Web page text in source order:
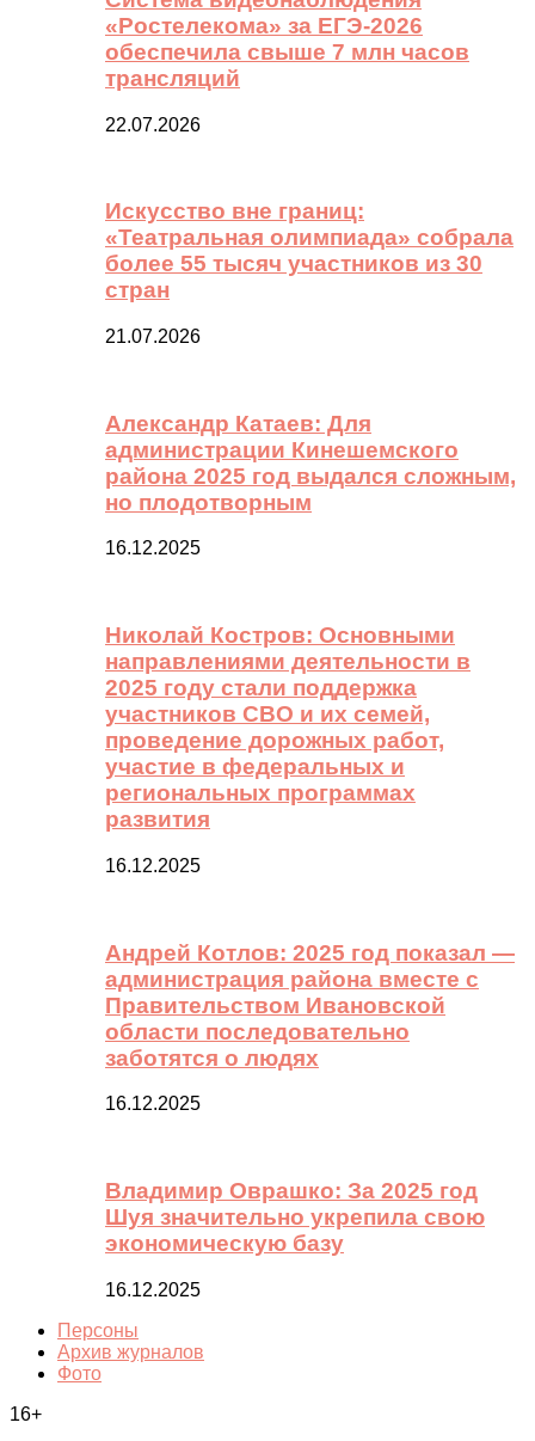
«Ростелекома» за ЕГЭ-2026
обеспечила свыше 7 млн часов
трансляций
22.07.2026
Искусство вне границ:
«Театральная олимпиада» собрала
более 55 тысяч участников из 30
стран
21.07.2026
Александр Катаев: Для
администрации Кинешемского
района 2025 год выдался сложным,
но плодотворным
16.12.2025
Николай Костров: Основными
направлениями деятельности в
2025 году стали поддержка
участников СВО и их семей,
проведение дорожных работ,
участие в федеральных и
региональных программах
развития
16.12.2025
Андрей Котлов: 2025 год показал —
администрация района вместе с
Правительством Ивановской
области последовательно
заботятся о людях
16.12.2025
Владимир Оврашко: За 2025 год
Шуя значительно укрепила свою
экономическую базу
16.12.2025
Персоны
Архив журналов
Фото
16+